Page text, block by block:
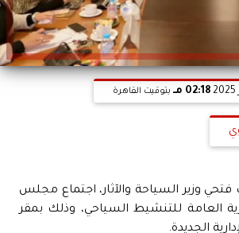
02:18 مـ بتوقيت القاهرة
وزير السياحة والآثار، اجتماع مجلس
العامة للتنشيط السياحي، وذلك بمقر
الجديدة.